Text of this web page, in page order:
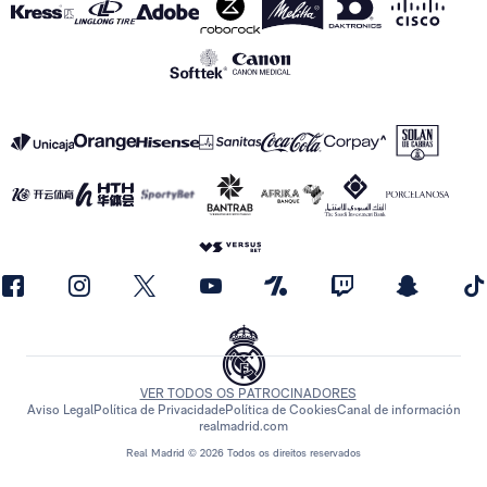
Real Madrid © 2026 Todos os direitos reservados
VER TODOS OS PATROCINADORES
Aviso LegalPolítica de PrivacidadePolítica de CookiesCanal de información
realmadrid.com